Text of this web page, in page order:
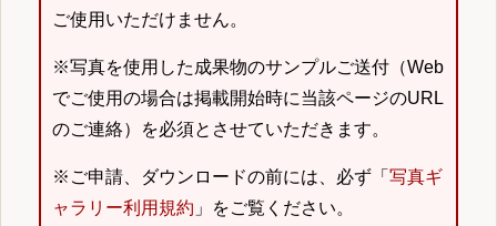
ご使用いただけません。
※写真を使用した成果物のサンプルご送付（Web
でご使用の場合は掲載開始時に当該ページのURL
のご連絡）を必須とさせていただきます。
※ご申請、ダウンロードの前には、必ず「 写真ギ
ャラリー利用規約 」をご覧ください。